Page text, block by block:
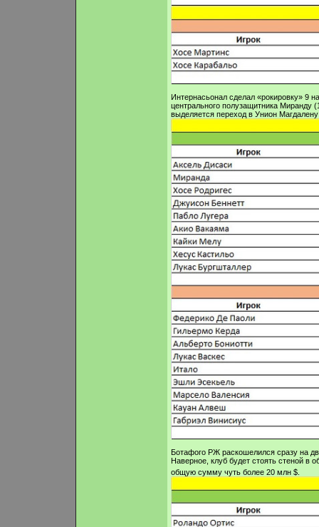
Интернасьонал сделал «рокировку»
центрального полузащитника Миранду
выделяется переход в Унион
Ботафого РЖ раскошелился сразу на
Наверное, клуб будет стоять стеной в
общую сумму чуть более 20 млн $.